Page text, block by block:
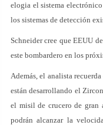
elogia el sistema
los sistemas de detección
Schneider cree que EEUU
este bombardero en los
Además, el analista
están desarrollando el
el misil de crucero de gran
podrán alcanzar la